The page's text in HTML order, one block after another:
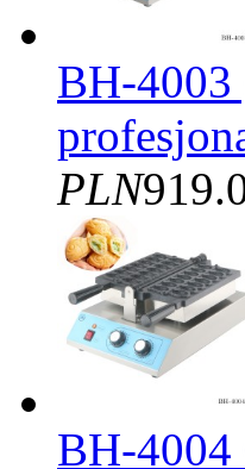
BH-4003
PLN
BH-